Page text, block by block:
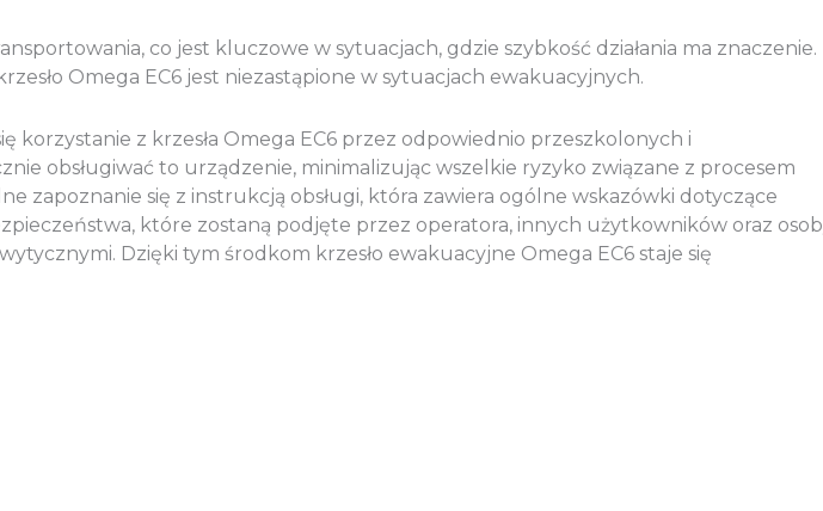
co jest kluczowe w sytuacjach, gdzie szybkość działania ma znaczenie.
Omega EC6 jest niezastąpione w sytuacjach ewakuacyjnych.
z krzesła Omega EC6 przez odpowiednio przeszkolonych i
obsługiwać to urządzenie, minimalizując wszelkie ryzyko związane z procesem
zapoznanie się z instrukcją obsługi, która zawiera ogólne wskazówki dotyczące
które zostaną podjęte przez operatora, innych użytkowników oraz
Dzięki tym środkom krzesło ewakuacyjne Omega EC6 staje się